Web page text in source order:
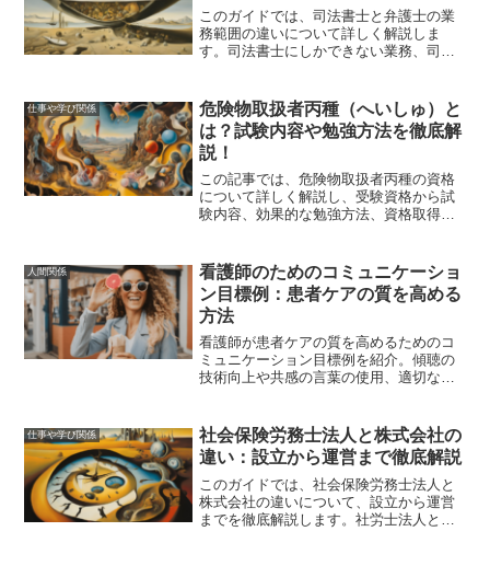
このガイドでは、司法書士と弁護士の業
務範囲の違いについて詳しく解説しま
す。司法書士にしかできない業務、司法
します。
仕事や学び関係
危険物取扱者丙種（へいしゅ）と
は？試験内容や勉強方法を徹底解
説！
この記事では、危険物取扱者丙種の資格
について詳しく解説し、受験資格から試
験内容、効果的な勉強方法、資格取得後
報が満載のガイドとなっています。
人間関係
看護師のためのコミュニケーショ
ン目標例：患者ケアの質を高める
方法
看護師が患者ケアの質を高めるためのコ
ミュニケーション目標例を紹介。傾聴の
技術向上や共感の言葉の使用、適切な質
ダーシップの発揮、自己成長のための目
標設定など、具体的な方法を解説しま
す。
仕事や学び関係
社会保険労務士法人と株式会社の
違い：設立から運営まで徹底解説
このガイドでは、社会保険労務士法人と
株式会社の違いについて、設立から運営
までを徹底解説します。社労士法人と株